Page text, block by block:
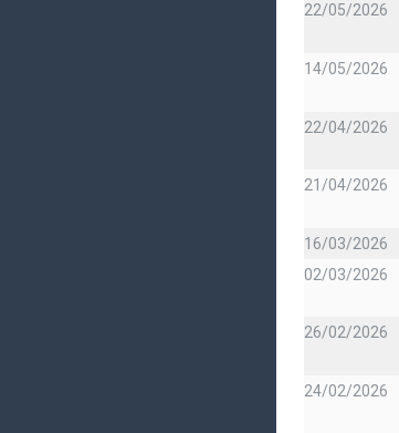
22/05/2026
14/05/2026
22/04/2026
21/04/2026
16/03/2026
02/03/2026
26/02/2026
24/02/2026